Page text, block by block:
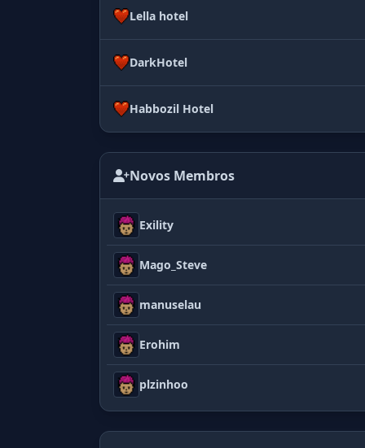
Lella hotel
DarkHotel
Habbozil Hotel
Novos Membros
Exility
Mago_Steve
manuselau
Erohim
plzinhoo